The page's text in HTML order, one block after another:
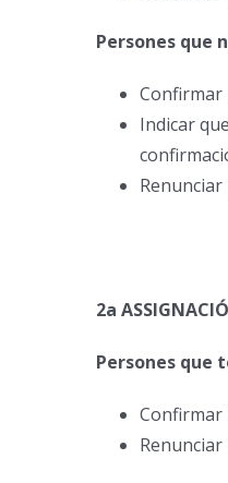
Persones que
Confirmar
Indicar
Renunciar
2a
Persones que
Confirmar
Renunciar